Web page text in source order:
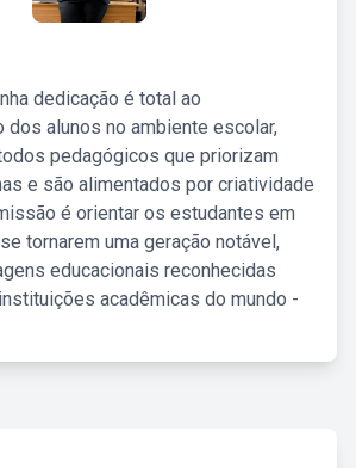
dedicação é total ao
alunos no ambiente escolar,
pedagógicos que priorizam
e são alimentados por criatividade
é orientar os estudantes em
tornarem uma geração notável,
educacionais reconhecidas
acadêmicas do mundo -